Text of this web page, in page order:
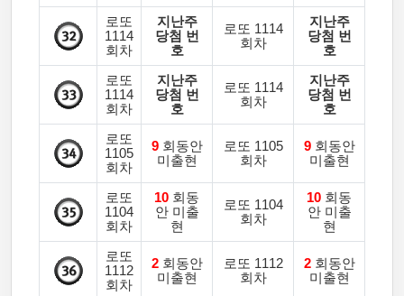
로또
1114
회차
지난주
당첨 번
호
로또 1114
회차
지난주
당첨 번
호
로또
1114
회차
지난주
당첨 번
호
로또 1114
회차
지난주
당첨 번
호
로또
1105
회차
9회동안
미출현
로또 1105
회차
9회동안
미출현
로또
1104
회차
10 회동
안 미출
현
로또 1104
회차
10 회동
안 미출
현
로또
1112
회차
2회동안
미출현
로또 1112
회차
2회동안
미출현